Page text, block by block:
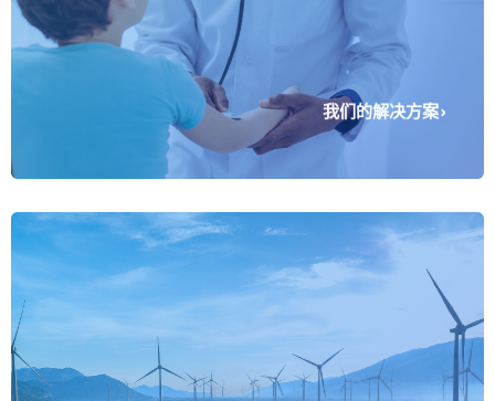
我们的解决方案